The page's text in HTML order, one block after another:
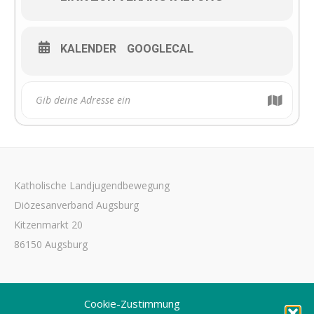
Cookie-Zustimmung
KALENDER GOOGLECAL
Katholische Landjugendbewegung
Diözesanverband Augsburg
Kitzenmarkt 20
86150 Augsburg